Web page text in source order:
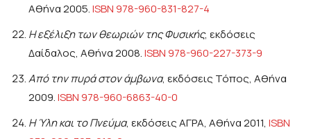
Αθήνα 2005.ISBN 978-960-831-827-4
Η εξέλιξη των θεωριών της Φυσικής, εκδόσεις
Δαίδαλος, Αθήνα 2008.ISBN 978-960-227-373-9
Από την πυρά στον άμβωνα, εκδόσεις Τόπος, Αθήνα
2009.ISBN 978-960-6863-40-0
Η Ύλη και το Πνεύμα, εκδόσεις ΑΓΡΑ, Αθήνα 2011, ISBN